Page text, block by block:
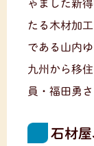
ゃました新
たる木材加
である山内
九州から移
員・福田勇
石材